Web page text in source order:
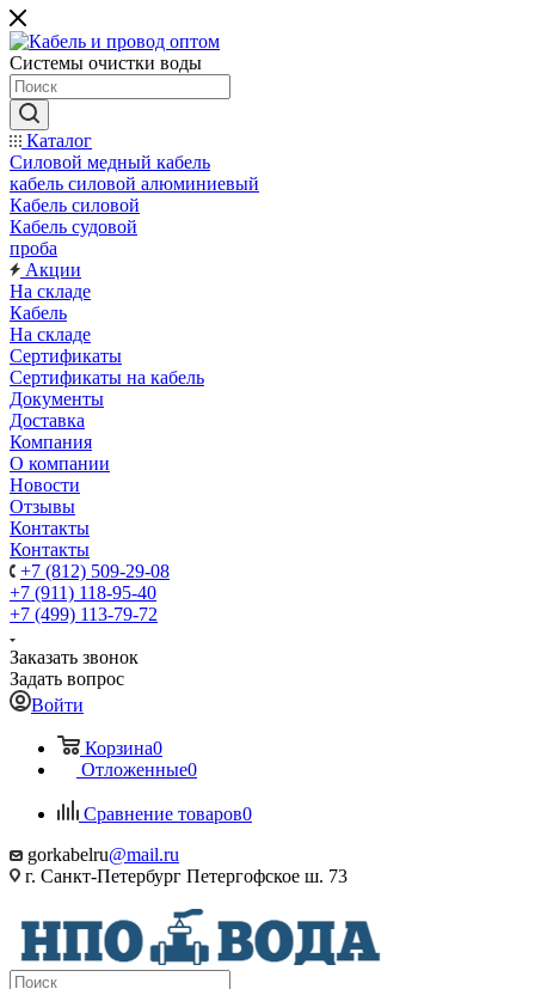
Системы очистки воды
Каталог
Силовой медный кабель
кабель силовой алюминиевый
Кабель силовой
Кабель судовой
проба
Акции
На складе
Кабель
На складе
Сертификаты
Сертификаты на кабель
Документы
Доставка
Компания
О компании
Новости
Отзывы
Контакты
Контакты
+7 (812) 509-29-08
+7 (911) 118-95-40
+7 (499) 113-79-72
Заказать звонок
Задать вопрос
Войти
Корзина0
Отложенные0
Сравнение товаров0
gorkabelru@mail.ru
г. Санкт-Петербург Петергофское ш. 73